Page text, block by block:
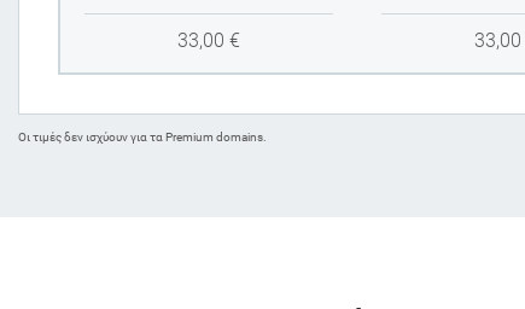
33,00 € 33,00
Oι τιμές δεν ισχύουν για τα Premium domains.